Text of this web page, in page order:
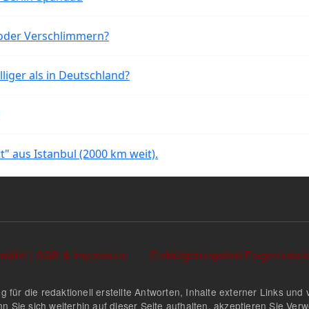
Verschlimmern?
als in Deutschland?
aus Istanbul (2000 km weit).
| AGB & Impressum Einbürgerungstest
für die redaktionell erstellte Antworten, Inhalte externer Links
Sie sich weiterhin auf dieser Seite aufhalten, akzeptieren Sie